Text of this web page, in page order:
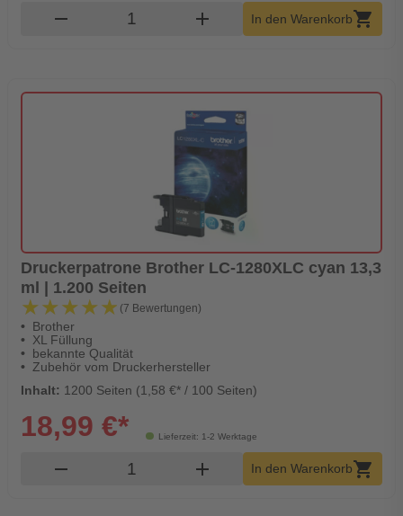
remove Produkt Warenkorb Menge
add In den Warenkorbshopping_cart
Druckerpatrone Brother LC-1280XLC cyan 13,3
ml | 1.200 Seiten
★★★★★
★★★★★ (7 Bewertungen)
Brother
XL Füllung
bekannte Qualität
Zubehör vom Druckerhersteller
Inhalt: 1200 Seiten (1,58 €* / 100 Seiten)
Lieferzeit: 1-2 Werktage
18,99 €*
remove Produkt Warenkorb Menge
add In den Warenkorbshopping_cart